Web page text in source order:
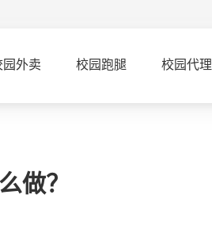
园外卖 校园跑腿 校园代理
做？